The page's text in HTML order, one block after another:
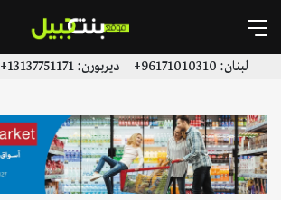
لبنان: 96171010310+ ديربورن: 13137751171+ | 13136996923+